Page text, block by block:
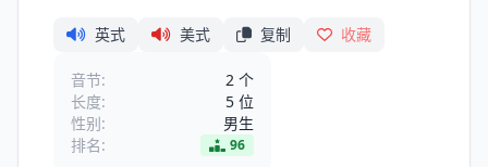
英式 美式 复制 收藏
音节:
2 个
长度:
5 位
性别:
男生
排名:
96